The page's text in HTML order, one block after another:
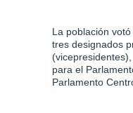
La población
tres designados
para el
Parlamento